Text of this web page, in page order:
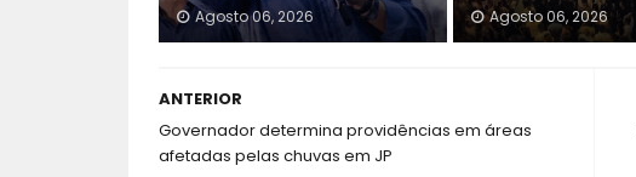
Agosto 06, 2026 Agosto 06, 2026
ANTERIOR
Governador determina providências em áreas
afetadas pelas chuvas em JP